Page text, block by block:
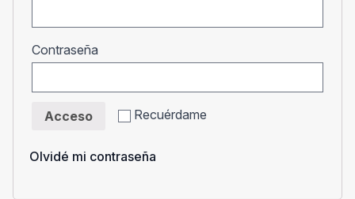
Contraseña
Recuérdame
Acceso
Olvidé mi contraseña